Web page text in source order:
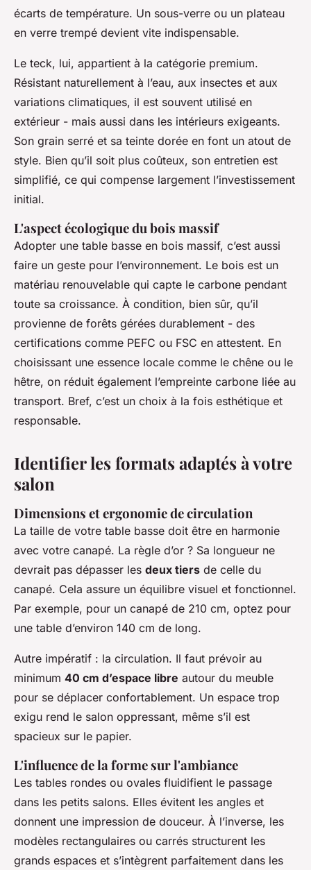
écarts de température. Un sous-verre ou un plateau
en verre trempé devient vite indispensable.
Le teck, lui, appartient à la catégorie premium.
Résistant naturellement à l’eau, aux insectes et aux
variations climatiques, il est souvent utilisé en
extérieur - mais aussi dans les intérieurs exigeants.
Son grain serré et sa teinte dorée en font un atout de
style. Bien qu’il soit plus coûteux, son entretien est
simplifié, ce qui compense largement l’investissement
initial.
L'aspect écologique du bois massif
Adopter une table basse en bois massif, c’est aussi
faire un geste pour l’environnement. Le bois est un
matériau renouvelable qui capte le carbone pendant
toute sa croissance. À condition, bien sûr, qu’il
provienne de forêts gérées durablement - des
certifications comme PEFC ou FSC en attestent. En
choisissant une essence locale comme le chêne ou le
hêtre, on réduit également l’empreinte carbone liée au
transport. Bref, c’est un choix à la fois esthétique et
responsable.
Identifier les formats adaptés à votre
salon
Dimensions et ergonomie de circulation
La taille de votre table basse doit être en harmonie
avec votre canapé. La règle d’or ? Sa longueur ne
devrait pas dépasser les deux tiers de celle du
canapé. Cela assure un équilibre visuel et fonctionnel.
Par exemple, pour un canapé de 210 cm, optez pour
une table d’environ 140 cm de long.
Autre impératif : la circulation. Il faut prévoir au
minimum 40 cm d’espace libre autour du meuble
pour se déplacer confortablement. Un espace trop
exigu rend le salon oppressant, même s’il est
spacieux sur le papier.
L'influence de la forme sur l'ambiance
Les tables rondes ou ovales fluidifient le passage
dans les petits salons. Elles évitent les angles et
donnent une impression de douceur. À l’inverse, les
modèles rectangulaires ou carrés structurent les
grands espaces et s’intègrent parfaitement dans les